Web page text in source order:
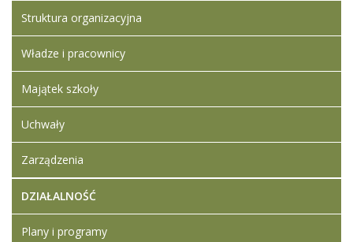
- dozorca
Struktura organizacyjna
Władze i pracownicy
Majątek szkoły
Uchwały
Zarządzenia
DZIAŁALNOŚĆ
Plany i programy